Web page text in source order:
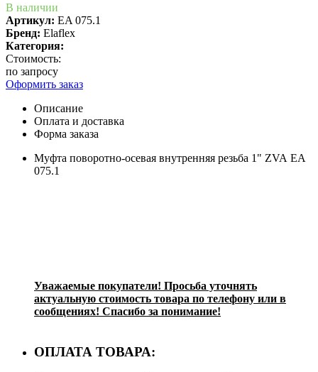
В наличии
Артикул: EA 075.1
Бренд: Elaflex
Категория:
Стоимость:
по запросу
Оформить заказ
Описание
Оплата и доставка
Форма заказа
Муфта поворотно-осевая внутренняя резьба 1" ZVA EA
075.1
Уважаемые покупатели! Просьба уточнять
актуальную стоимость товара по телефону или в
сообщениях! Спасибо за понимание!
ОПЛАТА ТОВАРА: